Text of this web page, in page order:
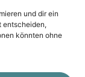
und dir ein
entscheiden,
könnten ohne